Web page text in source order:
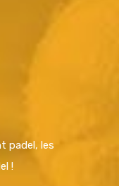
padel, les
!